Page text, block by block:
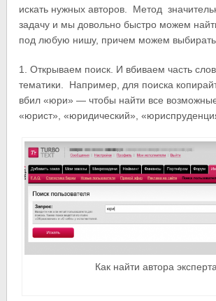
искать нужных авторов. Метод
задачу и мы довольно быстро можем
под любую нишу, причем можем выбирать
1. Открываем поиск. И вбиваем часть
тематики. Например, для поиска
вбил «юри» — чтобы найти все
«юрист», «юридический»,
Как найти автора